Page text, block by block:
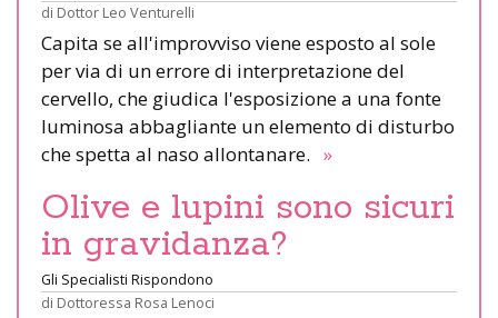
di Dottor Leo Venturelli
Capita se all'improvviso viene esposto al sole
per via di un errore di interpretazione del
cervello, che giudica l'esposizione a una fonte
luminosa abbagliante un elemento di disturbo
che spetta al naso allontanare. »
Olive e lupini sono sicuri
in gravidanza?
Gli Specialisti Rispondono
di Dottoressa Rosa Lenoci